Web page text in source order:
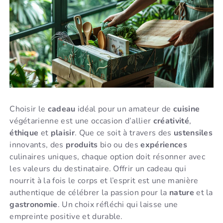
Choisir le cadeau idéal pour un amateur de cuisine
végétarienne est une occasion d’allier créativité,
éthique et plaisir. Que ce soit à travers des ustensiles
innovants, des produits bio ou desexpériences
culinaires uniques, chaque option doit résonner avec
les valeurs du destinataire. Offrir un cadeau qui
nourrit à la fois le corps et l’esprit est une manière
authentique de célébrer la passion pour la nature et la
gastronomie. Un choix réfléchi qui laisse une
empreinte positive et durable.